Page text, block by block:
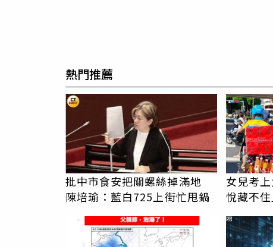
熱門推薦
批中市食安把關螺絲掉滿地
陳培瑜：藍白725上街忙甩鍋
女兒考
悅藏不
PR